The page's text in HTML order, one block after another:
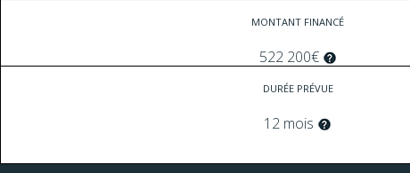
MONTANT FINANCÉ
522 200€
DURÉE PRÉVUE
12 mois